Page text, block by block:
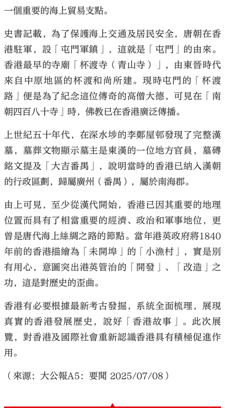
一個重要的海上貿易支點。
史書記載，為了保護海上交通及居民安全，唐朝在香
港駐軍，設「屯門軍鎮」，這就是「屯門」的由來。
香港最早的寺廟「杯渡寺（青山寺）」，由東晉時代
來自中原地區的杯渡和尚所建。現時屯門的「杯渡
路」便是為了紀念這位傳奇的高僧大德，可見在「南
朝四百八十寺」時，佛教已在香港廣泛傳播。
上世紀五十年代，在深水埗的李鄭屋邨發現了完整漢
墓，墓葬文物顯示墓主是東漢的一位地方官員，墓磚
銘文提及「大吉番禺」，說明當時的香港已納入漢朝
的行政區劃，歸屬廣州（番禺），屬於南海郡。
由上可見，至少從漢代開始，香港已因其重要的地理
位置而具有了相當重要的經濟、政治和軍事地位，更
曾是唐代海上絲綢之路的節點。當年港英政府將1840
年前的香港描繪為「未開埠」的「小漁村」，實是別
有用心，意圖突出港英管治的「開發」、「改造」之
功，這是對歷史的歪曲。
香港有必要根據最新考古發掘，系統全面梳理，展現
真實的香港發展歷史，說好「香港故事」。此次展
覽，對香港及國際社會重新認識香港具有積極促進作
用。
（來源：大公報A5：要聞 2025/07/08）